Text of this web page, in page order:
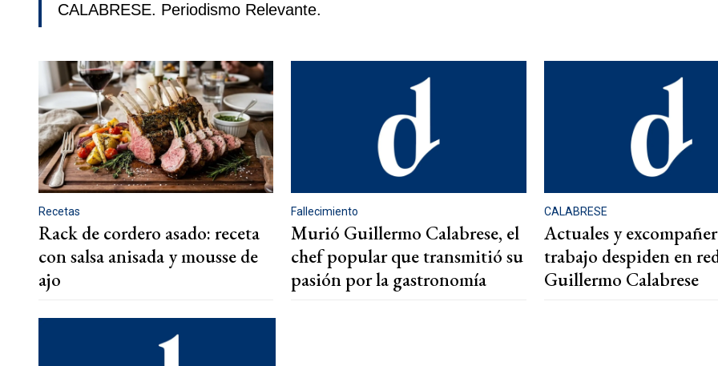
CALABRESE. Periodismo Relevante.
Recetas
Rack de cordero asado: receta
con salsa anisada y mousse de
ajo
Fallecimiento
Murió Guillermo Calabrese, el
chef popular que transmitió su
pasión por la gastronomía
CALABRESE
Actuales y
trabajo despiden en
Guillermo Calabrese